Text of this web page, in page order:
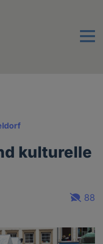
Menu
kulturelle
88